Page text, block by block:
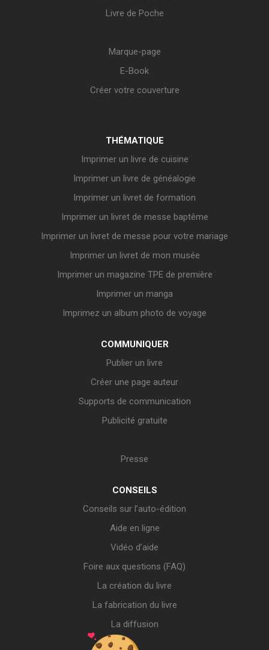
Livre de Poche
Marque-page
E-Book
Créer votre couverture
THÉMATIQUE
Imprimer un livre de cuisine
Imprimer un livre de généalogie
Imprimer un livret de formation
Imprimer un livret de messe baptême
Imprimer un livret de messe pour votre mariage
Imprimer un livret de mon musée
Imprimer un magazine TPE de première
Imprimer un manga
Imprimez un album photo de voyage
COMMUNIQUER
Publier un livre
Créer une page auteur
Supports de communication
Publicité gratuite
Presse
CONSEILS
Conseils sur l’auto-édition
Aide en ligne
Vidéo d’aide
Foire aux questions (FAQ)
La création du livre
La fabrication du livre
La diffusion